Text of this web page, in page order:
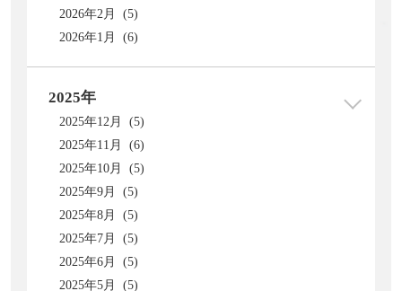
2026年2月 (5)
2026年1月 (6)
2025年
2025年12月 (5)
2025年11月 (6)
2025年10月 (5)
2025年9月 (5)
2025年8月 (5)
2025年7月 (5)
2025年6月 (5)
2025年5月 (5)